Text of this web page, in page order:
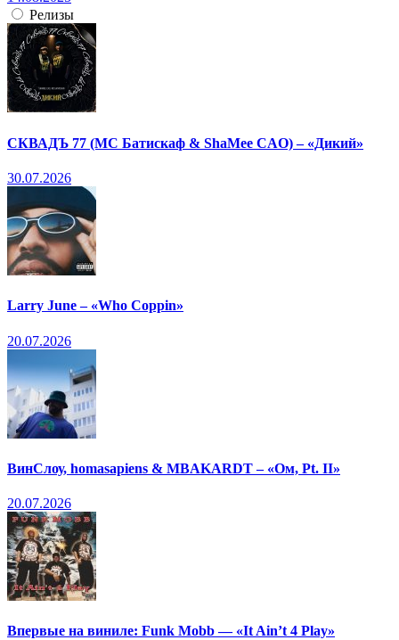
Релизы
СКВАДЪ 77 (МС Батискаф & ShaMee CAO) – «Дикий»
30.07.2026
Larry June – «Who Coppin»
20.07.2026
ВинСлоу, homasapiens & MBAKARDT – «Ом, Pt. II»
20.07.2026
Впервые на виниле: Funk Mobb — «It Ain’t 4 Play»